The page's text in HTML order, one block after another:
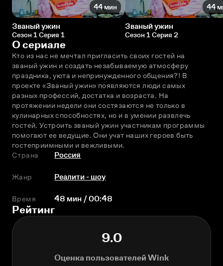
44 мин
Званый ужин
Сезон 1 Серия 1
44
Званый ужин
Сезон 1 Серия 2
О сериале
Кто из нас не мечтал пригласить своих гостей на
званый ужин и создать незабываемую атмосферу
праздника, уюта и непринужденного общения?! В
проекте «Званый ужин» появляются люди самых
разных профессий, достатка и возраста. На
протяжении недели они состязаются не только в
кулинарных способностях, но и в умении развлечь
гостей. Устроить званый ужин участникам программы
помогают ее ведущие. Они учат наших героев быть
гостеприимными и вежливыми.
Страна
Россия
Жанр Реалити - шоу
Время 48 мин / 00:48
Рейтинг
9.0
Оценка пользователей Wink